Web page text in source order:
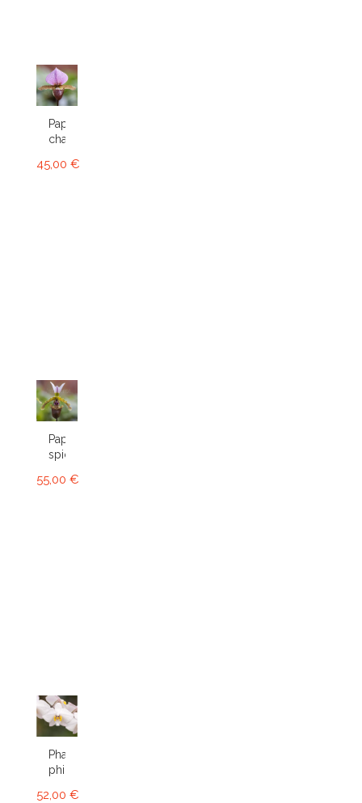
Paphiopedilum
charlesworthii
45,00 €
Paphiopedilum
spicerianum
55,00 €
Phalaenopsis
philippinensis
52,00 €